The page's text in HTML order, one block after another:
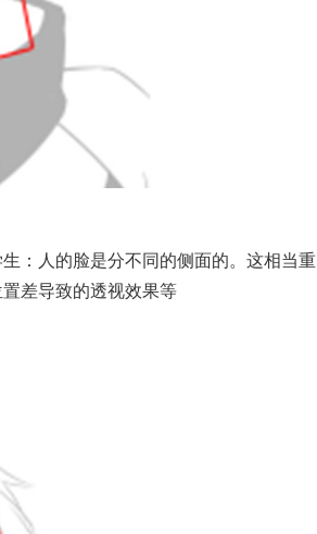
：人的脸是分不同的侧面的。这相当重
差导致的透视效果等